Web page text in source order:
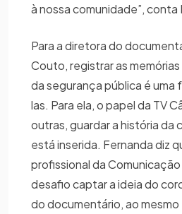
à nossa comunidade”, conta
Para a diretora do
Couto, registrar as
da segurança pública é
las. Para ela, o papel da TV
outras, guardar a história da
está inserida. Fernanda diz
profissional da Comunicação
desafio captar a ideia do
do documentário, ao